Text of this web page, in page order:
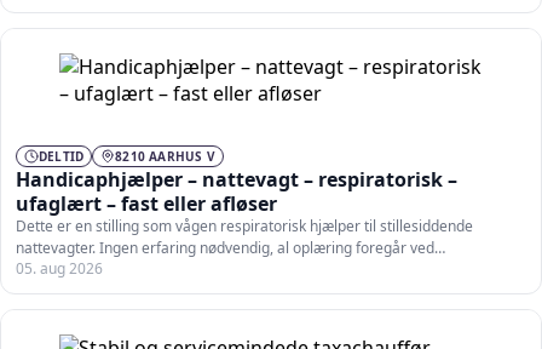
DELTID 8210 AARHUS V
Handicaphjælper – nattevagt – respiratorisk –
ufaglært – fast eller afløser
Dette er en stilling som vågen respiratorisk hjælper til stillesiddende
nattevagter. Ingen erfaring nødvendig, al oplæring foregår ved…
05. aug 2026